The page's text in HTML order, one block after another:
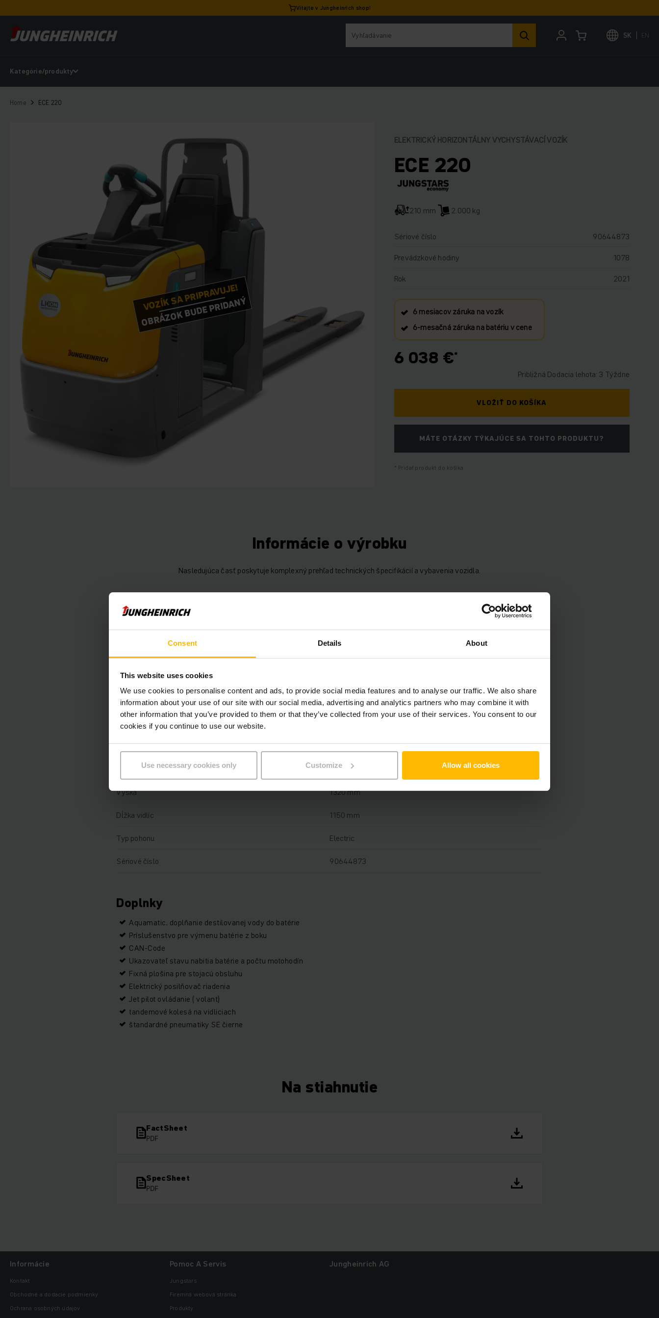
Consent Details About
This website uses cookies
We use cookies to personalise content and ads, to provide social media features and to analyse our traffic. We also share
information about your use of our site with our social media, advertising and analytics partners who may combine it with
other information that you’ve provided to them or that they’ve collected from your use of their services. You consent to our
cookies if you continue to use our website.
Use necessary cookies only Customize Allow all cookies
Vitajte v Jungheinrich shop!
SK EN
Kategórie/produkty
Home ECE 220
VOZÍK SA PRIPRAVUJE!
OBRÁZOK BUDE PRIDANÝ
ELEKTRICKÝ HORIZONTÁLNY VYCHYSTÁVACÍ VOZÍK
ECE 220
210 mm 2.000 kg
Sériové číslo
90644873
Prevádzkové hodiny
1078
Rok
2021
6 mesiacov záruka na vozík
6‑mesačná záruka na batériu v cene
6 038 €
Približná Dodacia lehota: 3 Týždne
VLOŽIŤ DO KOŠÍKA
MÁTE OTÁZKY TÝKAJÚCE SA TOHTO PRODUKTU?
Pridať produkt do košíka
Informácie o výrobku
Nasledujúca časť poskytuje komplexný prehľad technických špecifikácií a vybavenia vozidla.
Technické údaje
Batéria Oloveno-kyselinová, 24 V / 465 Ah
Battery Refurbishment Year
Rok 2021
Výška zdvihu
Nosnosť 2000 kg
Prevádzkové hodiny 1078 h
Výška 1320 mm
Dĺžka vidlíc 1150 mm
Typ pohonu Electric
Sériové číslo 90644873
Doplnky
Aquamatic, doplňanie destilovanej vody do batérie
Príslušenstvo pre výmenu batérie z boku
CAN-Code
Ukazovateľ stavu nabitia batérie a počtu motohodín
Fixná plošina pre stojacú obsluhu
Elektrický posilňovač riadenia
Jet pilot ovládanie ( volant)
tandemové kolesá na vidliciach
štandardné pneumatiky SE čierne
Na stiahnutie
FactSheet
PDF
SpecSheet
PDF
Informácie
Kontakt
Obchodné a dodacie podmienky
Ochrana osobných údajov
Pomoc A Servis
Jungstars
Firemná webová stránka
Produkty
Jungheinrich AG